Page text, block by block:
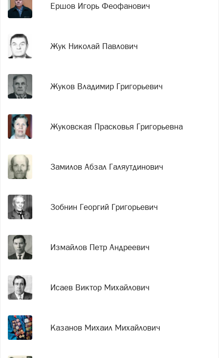
Ершов Игорь Феофанович
Жук Николай Павлович
Жуков Владимир Григорьевич
Жуковская Прасковья Григорьевна
Замилов Абзал Галяутдинович
Зобнин Георгий Григорьевич
Измайлов Петр Андреевич
Исаев Виктор Михайлович
Казанов Михаил Михайлович